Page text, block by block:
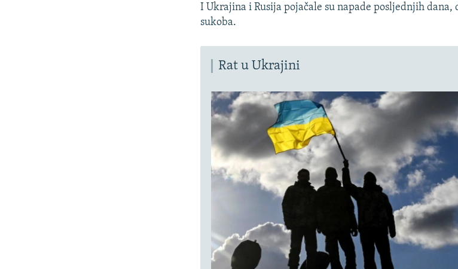
I Ukrajina i Rusija pojačale su napade posljednjih dana,
sukoba.
Rat u Ukrajini